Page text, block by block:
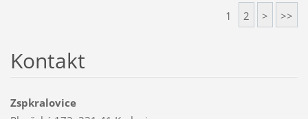
1 2 > >>
Kontakt
Zspkralovice